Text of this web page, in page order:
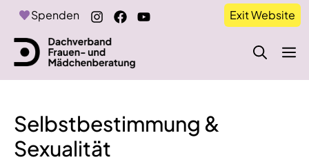
Exit Website
Zum
springen
Spenden
Selbstbestimmung &
Sexualität